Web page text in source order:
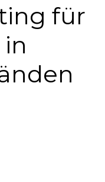
für